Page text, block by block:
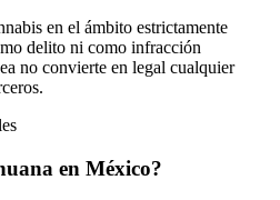
en el ámbito estrictamente
delito ni como infracción
no convierte en legal cualquier
en México?